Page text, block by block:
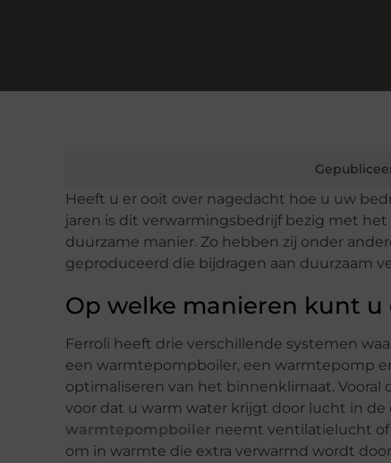
Heeft u er ooit over nagedacht hoe u uw
jaren is dit verwarmingsbedrijf bezig met
duurzame manier. Zo hebben zij onder
geproduceerd die bijdragen aan duurzaam
Op welke manieren kunt
Ferroli heeft drie verschillende systemen
een warmtepompboiler, een warmtepomp
optimaliseren van het binnenklimaat.
voor dat u warm water krijgt door lucht in
warmtepompboiler neemt ventilatielucht
om in warmte die extra verwarmd wordt